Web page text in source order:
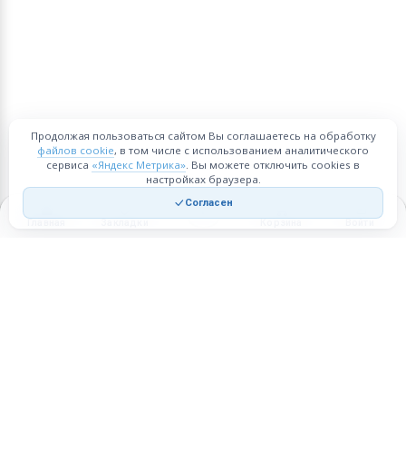
Главная Закладки Корзина Войти
Продолжая пользоваться сайтом Вы соглашаетесь на обработку
файлов cookie, в том числе с использованием аналитического
сервиса «Яндекс Метрика». Вы можете отключить cookies в
настройках браузера.
Согласен